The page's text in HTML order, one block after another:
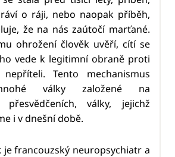
o ráji, nebo naopak příběh,
že na nás zaútočí marťané.
ohrožení člověk uvěří, cítí se
vede k legitimní obraně proti
nepříteli. Tento mechanismus
války založené na
přesvědčeních, války, jejichž
i v dnešní době.
je francouzský neuropsychiatr a